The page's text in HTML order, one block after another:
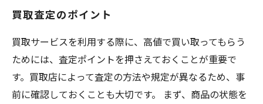
買取査定のポイント
買取サービスを利用する際に、高値で買い取ってもらう
ためには、査定ポイントを押さえておくことが重要で
す。買取店によって査定の方法や規定が異なるため、事
前に確認しておくことも大切です。 まず、商品の状態を